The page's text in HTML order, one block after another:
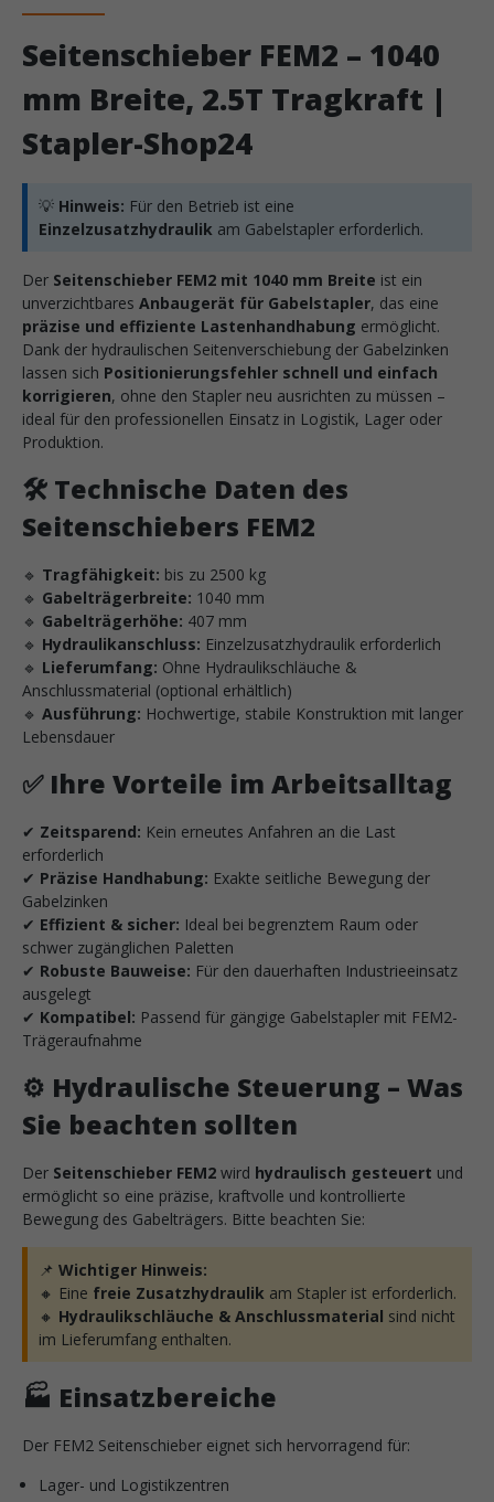
Seitenschieber FEM2 – 1040
mm Breite, 2.5T Tragkraft |
Stapler-Shop24
💡 Hinweis: Für den Betrieb ist eine
Einzelzusatzhydraulik am Gabelstapler erforderlich.
Der Seitenschieber FEM2 mit 1040 mm Breite ist ein
unverzichtbares Anbaugerät für Gabelstapler, das eine
präzise und effiziente Lastenhandhabung ermöglicht.
Dank der hydraulischen Seitenverschiebung der Gabelzinken
lassen sich Positionierungsfehler schnell und einfach
korrigieren, ohne den Stapler neu ausrichten zu müssen –
ideal für den professionellen Einsatz in Logistik, Lager oder
Produktion.
🛠️ Technische Daten des
Seitenschiebers FEM2
🔹 Tragfähigkeit: bis zu 2500 kg
🔹 Gabelträgerbreite: 1040 mm
🔹 Gabelträgerhöhe: 407 mm
🔹 Hydraulikanschluss: Einzelzusatzhydraulik erforderlich
🔹 Lieferumfang: Ohne Hydraulikschläuche &
Anschlussmaterial (optional erhältlich)
🔹 Ausführung: Hochwertige, stabile Konstruktion mit langer
Lebensdauer
✅ Ihre Vorteile im Arbeitsalltag
✔ Zeitsparend: Kein erneutes Anfahren an die Last
erforderlich
✔ Präzise Handhabung: Exakte seitliche Bewegung der
Gabelzinken
✔ Effizient & sicher: Ideal bei begrenztem Raum oder
schwer zugänglichen Paletten
✔ Robuste Bauweise: Für den dauerhaften Industrieeinsatz
ausgelegt
✔ Kompatibel: Passend für gängige Gabelstapler mit FEM2-
Trägeraufnahme
⚙️ Hydraulische Steuerung – Was
Sie beachten sollten
Der Seitenschieber FEM2 wird hydraulisch gesteuert und
ermöglicht so eine präzise, kraftvolle und kontrollierte
Bewegung des Gabelträgers. Bitte beachten Sie:
📌 Wichtiger Hinweis:
🔸 Eine freie Zusatzhydraulik am Stapler ist erforderlich.
🔸 Hydraulikschläuche & Anschlussmaterial sind nicht
im Lieferumfang enthalten.
🏭 Einsatzbereiche
Der FEM2 Seitenschieber eignet sich hervorragend für:
Lager- und Logistikzentren